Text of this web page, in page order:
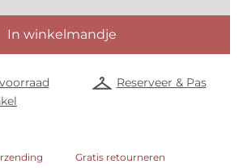
In winkelmandje
Reserveer & Pas
Gratis retourneren